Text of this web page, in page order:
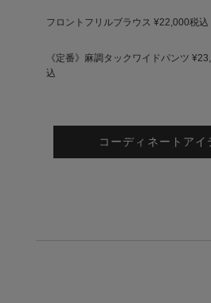
フロントフリルブラウス ¥22,000税込
《定番》麻調タックワイドパンツ
込
コーディネートアイ